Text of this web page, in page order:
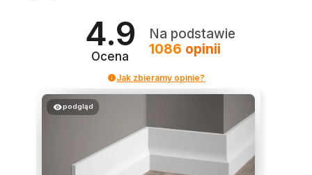
4.9
Ocena
Na podstawie
1086 opinii
Jak zbieramy opinie?
podgląd